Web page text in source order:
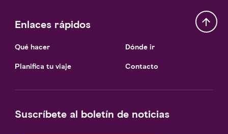
Enlaces rápidos
Qué hacer
Planifica tu viaje
Dónde ir
Contacto
Suscríbete al boletín de noticias